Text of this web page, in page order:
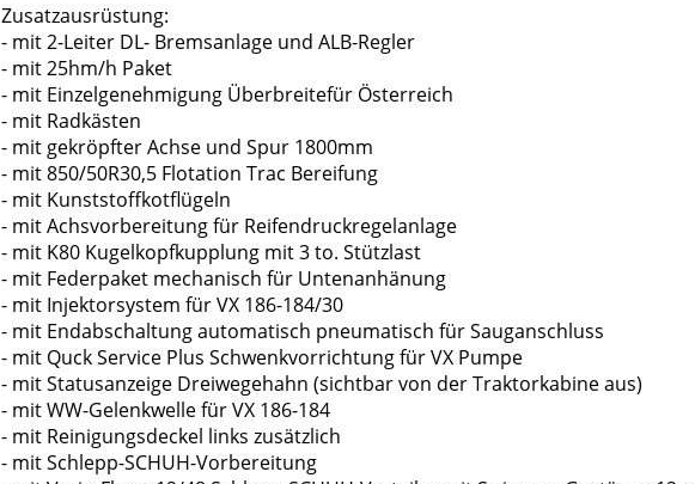
Zusatzausrüstung:
- mit 2-Leiter DL- Bremsanlage und ALB-Regler
- mit 25hm/h Paket
- mit Einzelgenehmigung Überbreitefür Österreich
- mit Radkästen
- mit gekröpfter Achse und Spur 1800mm
- mit 850/50R30,5 Flotation Trac Bereifung
- mit Kunststoffkotflügeln
- mit Achsvorbereitung für Reifendruckregelanlage
- mit K80 Kugelkopfkupplung mit 3 to. Stützlast
- mit Federpaket mechanisch für Untenanhänung
- mit Injektorsystem für VX 186-184/30
- mit Endabschaltung automatisch pneumatisch für Sauganschluss
- mit Quck Service Plus Schwenkvorrichtung für VX Pumpe
- mit Statusanzeige Dreiwegehahn (sichtbar von der Traktorkabine aus)
- mit WW-Gelenkwelle für VX 186-184
- mit Reinigungsdeckel links zusätzlich
- mit Schlepp-SCHUH-Vorbereitung